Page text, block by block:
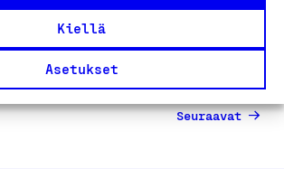
Kiellä
Asetukset
1 2…5
Seuraavat